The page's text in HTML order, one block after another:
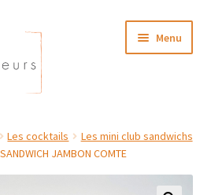
Menu
end
Les cocktails
Les mini club sandwichs
JAMBON COMTE